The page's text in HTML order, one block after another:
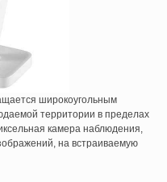
широкоугольным
территории в пределах
камера наблюдения,
на встраиваемую